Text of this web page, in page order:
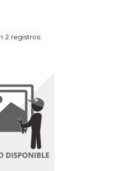
2 registros.